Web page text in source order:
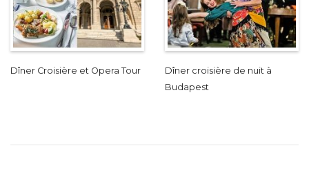
Dîner Croisière et Opera Tour
Dîner croisière de nuit à
Budapest